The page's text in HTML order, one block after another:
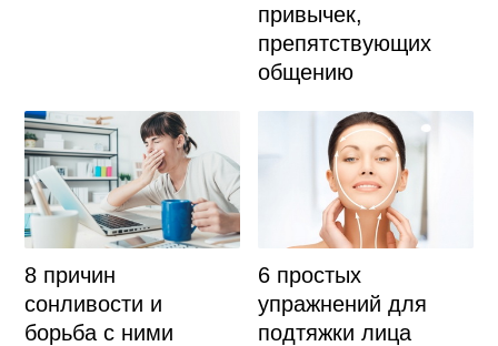
привычек,
препятствующих
общению
8 причин
сонливости и
борьба с ними
6 простых
упражнений для
подтяжки лица